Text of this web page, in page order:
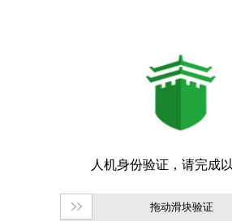
拖动滑块验证